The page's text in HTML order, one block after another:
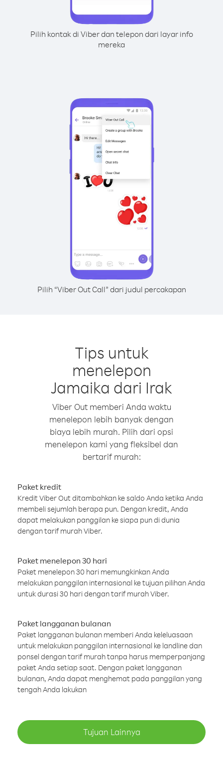
Pilih kontak di Viber dan telepon dari layar info
mereka
Pilih “Viber Out Call” dari judul percakapan
Tips untuk
menelepon
Jamaika dari Irak
Viber Out memberi Anda waktu
menelepon lebih banyak dengan
biaya lebih murah. Pilih dari opsi
menelepon kami yang fleksibel dan
bertarif murah:
Paket kredit
Kredit Viber Out ditambahkan ke saldo Anda ketika Anda
membeli sejumlah berapa pun. Dengan kredit, Anda
dapat melakukan panggilan ke siapa pun di dunia
dengan tarif murah Viber.
Paket menelepon 30 hari
Paket menelepon 30 hari memungkinkan Anda
melakukan panggilan internasional ke tujuan pilihan Anda
untuk durasi 30 hari dengan tarif murah Viber.
Paket langganan bulanan
Paket langganan bulanan memberi Anda keleluasaan
untuk melakukan panggilan internasional ke landline dan
ponsel dengan tarif murah tanpa harus memperpanjang
paket Anda setiap saat. Dengan paket langganan
bulanan, Anda dapat menghemat pada panggilan yang
tengah Anda lakukan
Tujuan Lainnya